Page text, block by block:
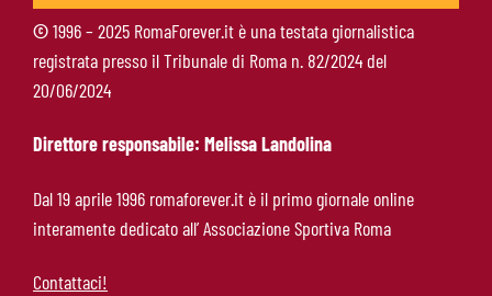
Nuova maglia Roma 2026/27, svelato il kit
Away: torna lo storico stemma del 1938
©1996 – 2025 RomaForever.it è una testata giornalistica
registrata presso il Tribunale di Roma n. 82/2024 del
20/06/2024
Direttore responsabile: Melissa Landolina
Dal 19 aprile 1996 romaforever.it è il primo giornale online
interamente dedicato all’ Associazione Sportiva Roma
Contattaci!